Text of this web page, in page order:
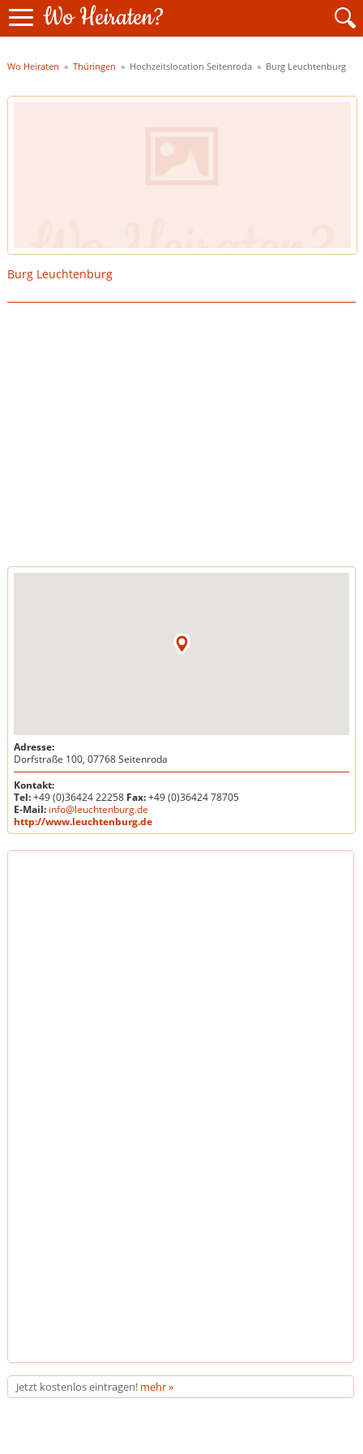
Wo Heiraten?
Wo Heiraten » Thüringen » Hochzeitslocation Seitenroda » Burg Leuchtenburg
Burg Leuchtenburg
Adresse:
Dorfstraße 100, 07768 Seitenroda
Kontakt:
Tel:+49 (0)36424 22258 Fax:+49 (0)36424 78705
E-Mail: info@leuchtenburg.de
http://www.leuchtenburg.de
Jetzt kostenlos eintragen! mehr »